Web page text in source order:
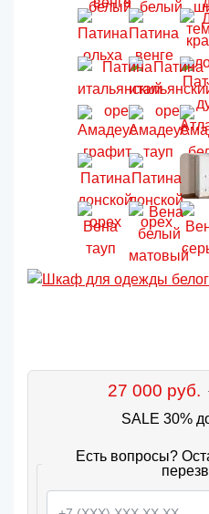
27 000 руб.
SALE 30%
Есть вопросы?